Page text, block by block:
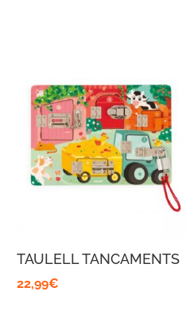
TAULELL TANCAMENTS
22,99€